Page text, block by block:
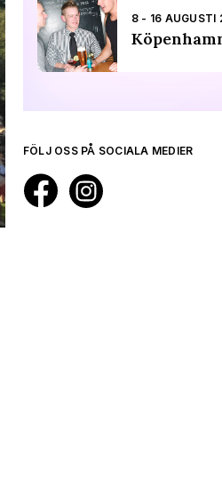
8 - 16 AUGUSTI
FÖLJ OSS PÅ SOCIALA MEDIER